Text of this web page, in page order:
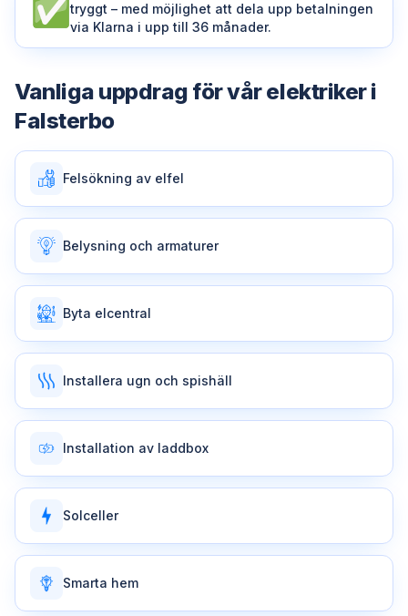
tryggt – med möjlighet att dela upp betalningen
via Klarna i upp till 36 månader.
Vanliga uppdrag för vårelektrikeri
Falsterbo
Felsökning av elfel
Belysning och armaturer
Byta elcentral
Installera ugn och spishäll
Installation av laddbox
Solceller
Smarta hem